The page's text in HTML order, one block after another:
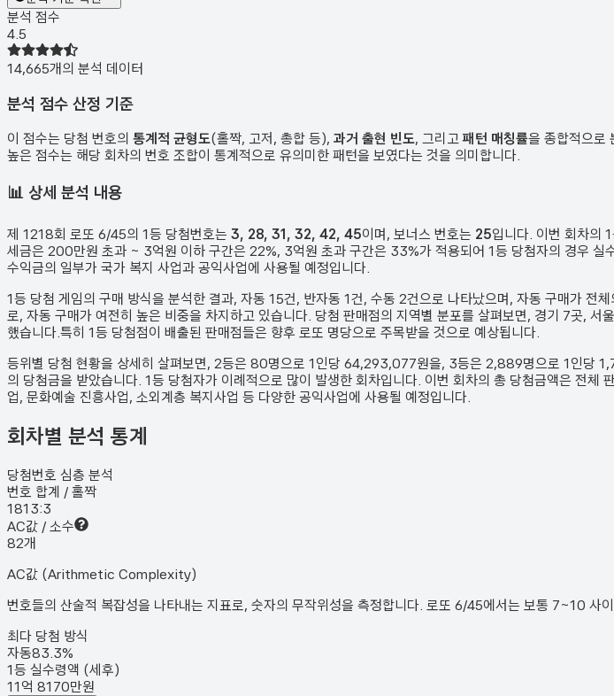
분석 점수
4.5
14,665개의 분석 데이터
분석 점수 산정 기준
이 점수는 당첨 번호의 통계적 균형도(홀짝, 고저, 총합 등), 과거 출현 빈도, 그리고 패턴 매칭률을 종합적으로
높은 점수는 해당 회차의 번호 조합이 통계적으로 유의미한 패턴을 보였다는 것을 의미합니다.
📊 상세 분석 내용
제 1218회 로또 6/45의 1등 당첨번호는 3, 28, 31, 32, 42, 45이며, 보너스 번호는 25입니다. 이번 회차의
세금은 200만원 초과 ~ 3억원 이하 구간은 22%, 3억원 초과 구간은 33%가 적용되어 1등 당첨자의 경우 실
수익금의 일부가 국가 복지 사업과 공익사업에 사용될 예정입니다.
1등 당첨 게임의 구매 방식을 분석한 결과, 자동 15건, 반자동 1건, 수동 2건 으로 나타났으며, 자동 구매가 전
로, 자동 구매가 여전히 높은 비중을 차지하고 있습니다. 당첨 판매점의 지역별 분포를 살펴보면, 경기 7곳, 서
했습니다. 특히 1등 당첨점이 배출된 판매점들은 향후 로또 명당으로 주목받을 것으로 예상됩니다.
등위별 당첨 현황을 상세히 살펴보면, 2등은 80명으로 1인당 64,293,077원을, 3등은 2,889명으로 1인당
의 당첨금을 받았습니다. 1등 당첨자가 이례적으로 많이 발생한 회차입니다. 이번 회차의 총 당첨금액은 전체
업, 문화예술 진흥사업, 소외계층 복지사업 등 다양한 공익사업에 사용될 예정입니다.
회차별 분석 통계
당첨번호 심층 분석
번호 합계 / 홀짝
181 3:3
AC값 / 소수
82개
AC값 (Arithmetic Complexity)
번호들의 산술적 복잡성을 나타내는 지표로, 숫자의 무작위성을 측정합니다. 로또 6/45에서는 보통 7~10 사
최다 당첨 방식
자동83.3%
1등 실수령액 (세후)
11억 8170만원